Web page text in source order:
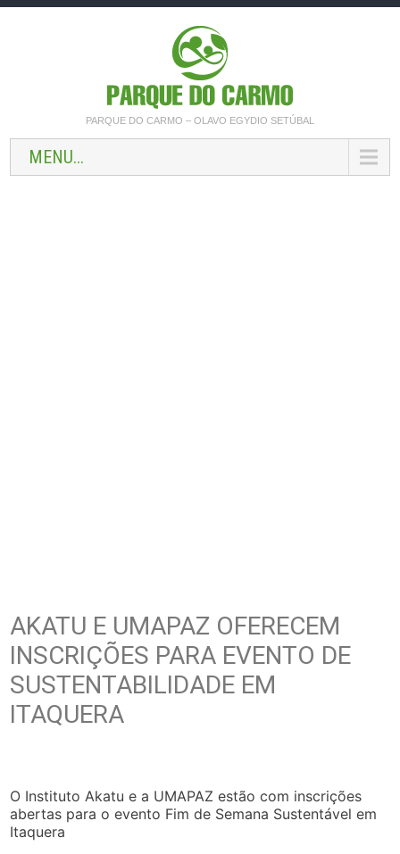
PARQUE DO CARMO – OLAVO EGYDIO SETÚBAL
MENU...
AKATU E UMAPAZ OFERECEM
INSCRIÇÕES PARA EVENTO DE
SUSTENTABILIDADE EM
ITAQUERA
O Instituto Akatu e a UMAPAZ estão com inscrições
abertas para o evento Fim de Semana Sustentável em
Itaquera